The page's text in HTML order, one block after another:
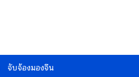
จับจ้องมองจีน